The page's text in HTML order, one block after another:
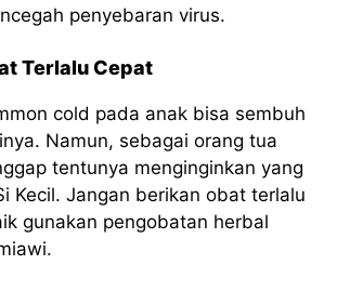
penyebaran virus.
Terlalu Cepat
cold pada anak bisa sembuh
Namun, sebagai orang tua
tentunya menginginkan yang
Kecil. Jangan berikan obat terlalu
gunakan pengobatan herbal